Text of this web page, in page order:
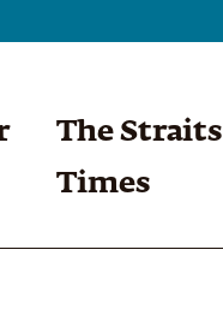
The Straits
Times